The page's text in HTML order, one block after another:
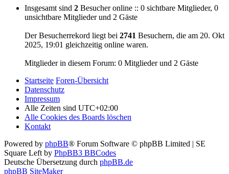
Insgesamt sind 2 Besucher online :: 0 sichtbare Mitglieder, 0
unsichtbare Mitglieder und 2 Gäste
Der Besucherrekord liegt bei 2741 Besuchern, die am 20. Okt
2025, 19:01 gleichzeitig online waren.
Mitglieder in diesem Forum: 0 Mitglieder und 2 Gäste
Startseite Foren-Übersicht
Datenschutz
Impressum
Alle Zeiten sind UTC+02:00
Alle Cookies des Boards löschen
Kontakt
Powered by phpBB® Forum Software © phpBB Limited | SE
Square Left by PhpBB3 BBCodes
Deutsche Übersetzung durch phpBB.de
phpBB SiteMaker